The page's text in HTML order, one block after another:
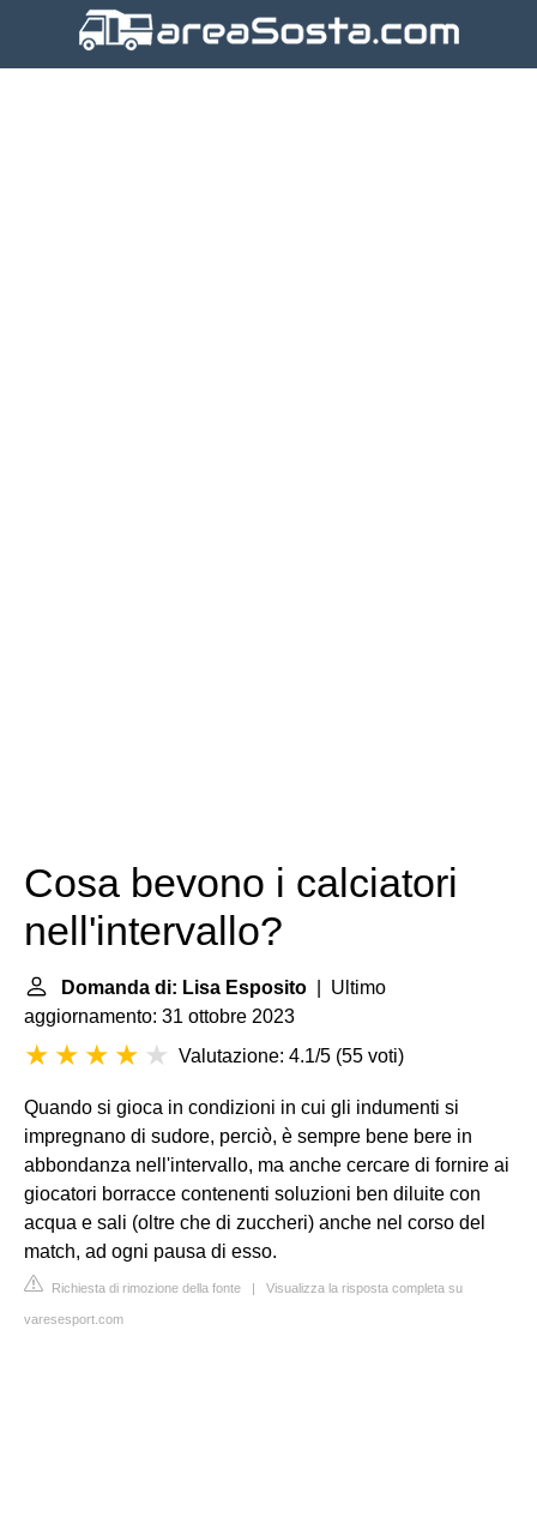
Cosa bevono i calciatori
nell'intervallo?
Domanda di: Lisa Esposito | Ultimo
aggiornamento: 31 ottobre 2023
Valutazione: 4.1/5 (55 voti)
Quando si gioca in condizioni in cui gli indumenti si
impregnano di sudore, perciò, è sempre bene bere in
abbondanza nell'intervallo, ma anche cercare di fornire ai
giocatori borracce contenenti soluzioni ben diluite con
acqua e sali (oltre che di zuccheri) anche nel corso del
match, ad ogni pausa di esso.
Richiesta di rimozione della fonte | Visualizza la risposta completa su
varesesport.com